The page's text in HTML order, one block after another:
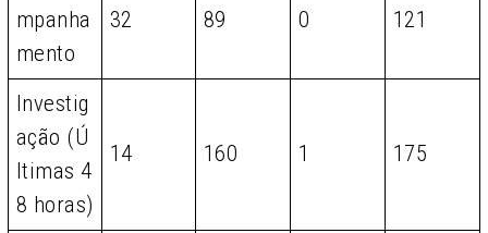
mpanha
mento
32 89 0 121
Investig
ação (Ú
ltimas 4
8 horas)
14 160 1 175